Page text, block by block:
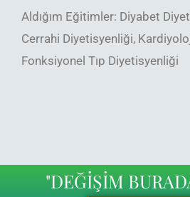
Aldığım Eğitimler: Diyabet
Cerrahi Diyetisyenliği,
Fonksiyonel Tıp Diyetisyenliği
"DEĞİŞİM